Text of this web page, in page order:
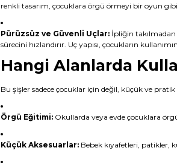
renkli tasarım, çocuklara örgü örmeyi bir oyun gibi
Pürüzsüz ve Güvenli Uçlar: İpliğin
sürecini hızlandırır. Uç yapısı, çocukların
Hangi Alanlarda
Bu şişler sadece çocuklar için değil, küçük ve
Örgü Eğitimi: Okullarda veya evde çocuklara
Küçük Aksesuarlar: Bebek kıyafetleri, patikler,